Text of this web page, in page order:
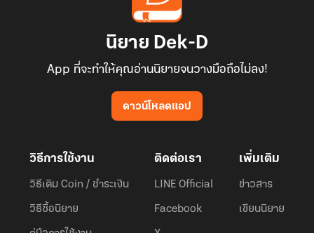
นิยาย Dek-D
App ที่จะทำให้คุณอ่านนิยายจนวางมือถือไม่ลง!
ดาวน์โหลดแอป
วิธีการใช้งาน
วิธีเติม Coin / ชำระเงิน
วิธีซื้อนิยาย
ติดต่อเรา
LINE Official
Facebook
เพิ่มเติม
ข่าวสาร
เขียนนิยาย